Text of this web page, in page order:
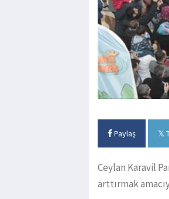
Paylaş
Ceylan Karavil
arttırmak